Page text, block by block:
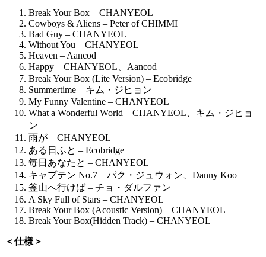
Break Your Box – CHANYEOL
Cowboys & Aliens – Peter of CHIMMI
Bad Guy – CHANYEOL
Without You – CHANYEOL
Heaven – Aancod
Happy – CHANYEOL、Aancod
Break Your Box (Lite Version) – Ecobridge
Summertime – キム・ジヒョン
My Funny Valentine – CHANYEOL
What a Wonderful World – CHANYEOL、キム・ジヒョ
ン
雨が – CHANYEOL
ある日ふと – Ecobridge
毎日あなたと – CHANYEOL
キャプテン No.7 – パク・ジュウォン、Danny Koo
釜山へ行けば – チョ・ダルファン
A Sky Full of Stars – CHANYEOL
Break Your Box (Acoustic Version) – CHANYEOL
Break Your Box(Hidden Track) – CHANYEOL
＜仕様＞